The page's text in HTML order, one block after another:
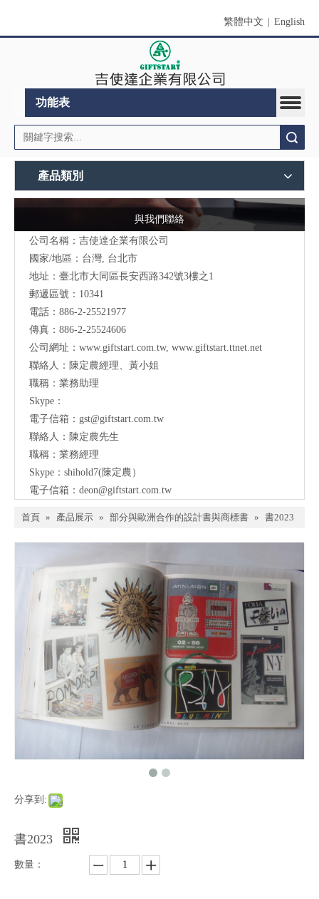
繁體中文 English
功能表
產品類別
與我們聯絡
公司名稱：吉使達企業有限公司
國家/地區：台灣, 台北市
地址：臺北市大同區長安西路342號3樓之1
郵遞區號：10341
電話：886-2-25521977
傳真：886-2-25524606
公司網址： www.giftstart.com.tw, www.giftstart.ttnet.net
聯絡人：陳定農經理、黃小姐
職稱：業務助理
Skype：
電子信箱： gst@giftstart.com.tw
聯絡人：陳定農先生
職稱：業務經理
Skype：shihold7(陳定農）
電子信箱： deon@giftstart.com.tw
首頁 » 產品展示 » 部分與歐洲合作的設計書與商標書 » 書2023
分享到:
書2023
數量：